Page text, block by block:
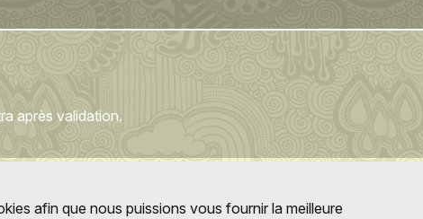
après validation.
afin que nous puissions vous fournir la meilleure